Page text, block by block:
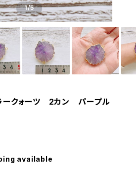
1/5
ークォーツ 2カン パープル
available